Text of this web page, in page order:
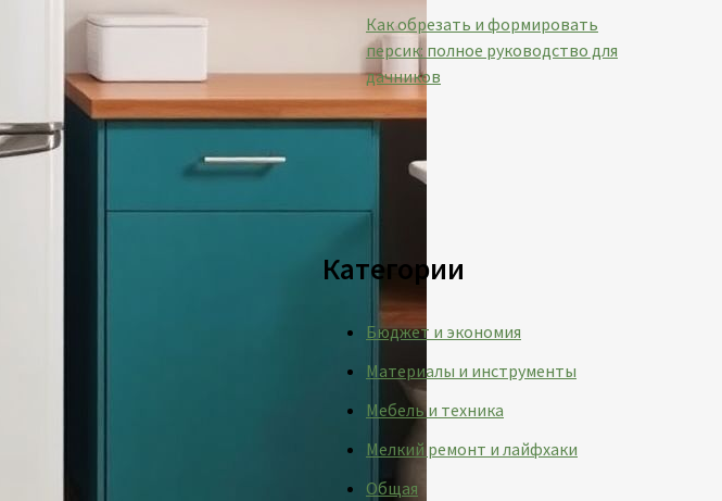
Как обрезать и формировать
персик: полное руководство для
дачников
Категории
Бюджет и экономия
Материалы и инструменты
Мебель и техника
Мелкий ремонт и лайфхаки
Общая